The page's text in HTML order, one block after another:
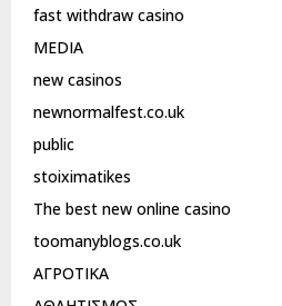
fast withdraw casino
MEDIA
new casinos
newnormalfest.co.uk
public
stoiximatikes
The best new online casino
toomanyblogs.co.uk
ΑΓΡΟΤΙΚΑ